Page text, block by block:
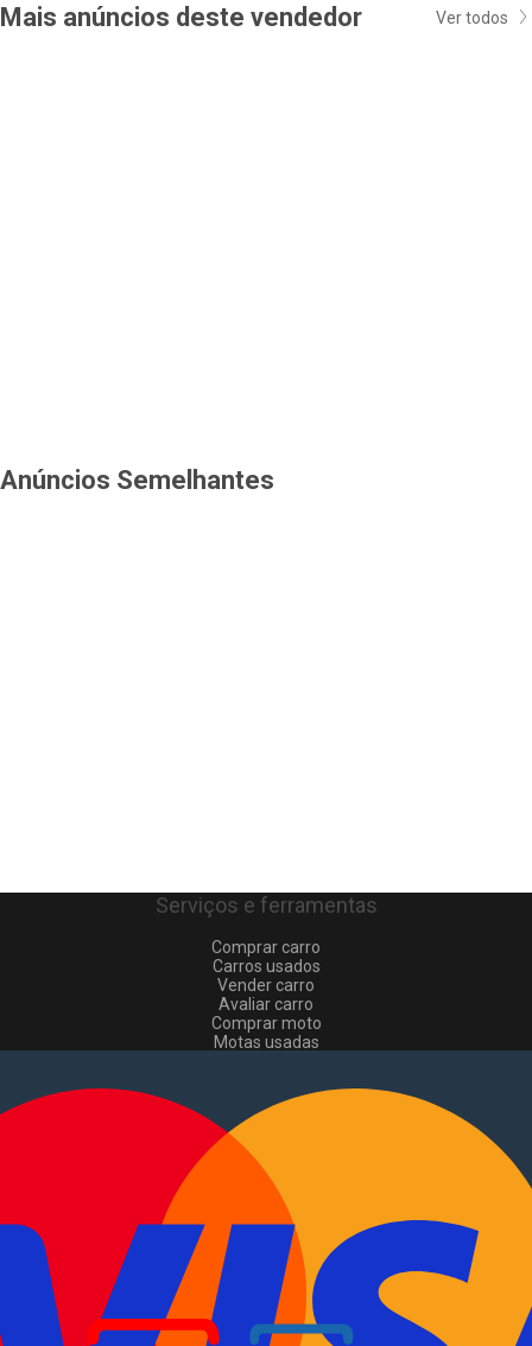
Mais anúncios deste vendedor Ver todos
Anúncios Semelhantes
Serviços e ferramentas
Comprar carro
Carros usados
Vender carro
Avaliar carro
Comprar moto
Motas usadas
Comerciais usados
Vender comerciais
Informações
Como comprar e vender
Pacotes de anúncios
Verificar VIN e matrícula
Sitemap
EN
Sobre Nós